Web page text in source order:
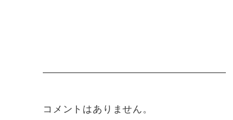
コメントはありません。